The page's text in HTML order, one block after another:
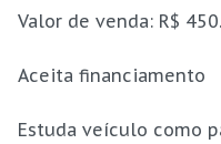
Valor de venda: R$
Aceita financiamento
Estuda veículo como